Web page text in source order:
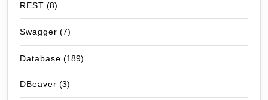
REST (8)
Swagger (7)
Database (189)
DBeaver (3)